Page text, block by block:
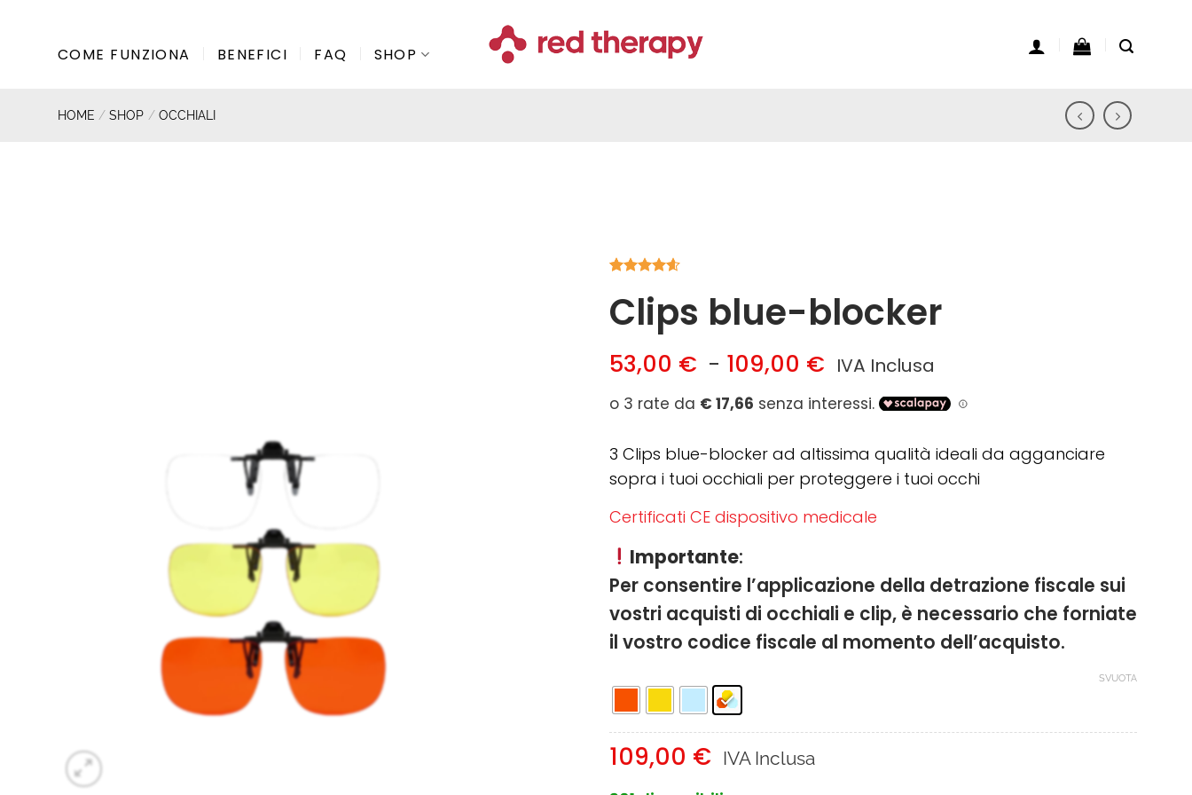
contenutiCOME FUNZIONA BENEFICI FAQ SHOP
HOME / SHOP / OCCHIALI
4.60 su 5
su base di
recensioni
Clips blue-blocker
53,00 € - 109,00 € Fascia
prezzo:
53,00 €
a
109,00 €
IVA Inclusa
3 Clips blue-blocker ad altissima qualità ideali da agganciare
sopra i tuoi occhiali per proteggere i tuoi occhi
Certificati CE dispositivo medicale
Importante:
Per consentire l’applicazione della detrazione fiscale sui
vostri acquisti di occhiali e clip, è necessario che forniate
il vostro codice fiscale al momento dell’acquisto.
SVUOTA
109,00 € IVA Inclusa